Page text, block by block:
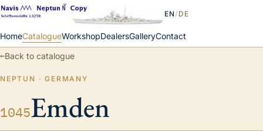
HomeCatalogueWorkshopDealersGalleryContact
EN/ DE
←Back to catalogue
NEPTUN · GERMANY
1045Emden